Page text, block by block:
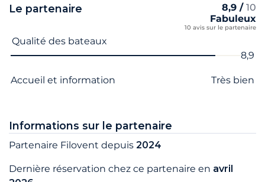
Le partenaire 8,9 / 10
Fabuleux
10 avis sur le partenaire
Nom du critère Note
Qualité des bateaux
8,9
Accueil et information Très bien
Informations sur le partenaire
Partenaire Filovent depuis 2024
Dernière réservation chez ce partenaire en avril